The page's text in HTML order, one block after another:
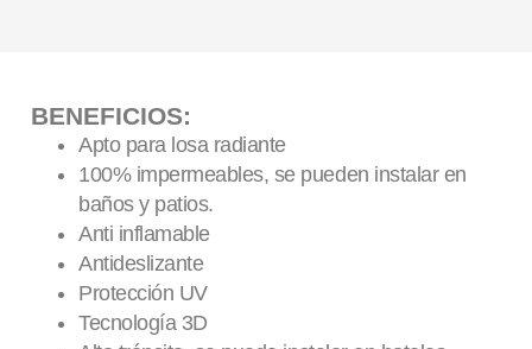
BENEFICIOS:
Apto para losa radiante
100% impermeables, se pueden instalar en
baños y patios.
Anti inflamable
Antideslizante
Protección UV
Tecnología 3D